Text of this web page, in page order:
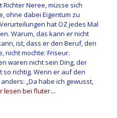
Neree, müsse sich
ohne dabei Eigentum zu
hat OZ jedes Mal
Warum, das kann er nicht
ist, dass er den Beruf, den
nicht mochte: Friseur.
waren nicht sein Ding, der
so richtig. Wenn er auf den
„Da habe ich gewusst,
lesen bei fluter…